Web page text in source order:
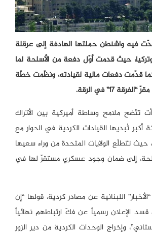
فيه واشنطن حملتها الهادفة إلى عرقلة
وتركيا، حيث قدمت أوّل دفعة من الأسلحة لما
كما قدّمت دفعات مالية لقيادته، ونظّمت خطّة
17” في الرقة.
تتّضح ملامح وساطة أميركية بين الأتراك
أكبر تُبديها القيادات الكردية في الحوار مع
تتطلّع الولايات المتحدة من وراء سعيها
إلى ضمان وجود عسكري مستقرّ لها في
اللبنانية عن مصادر كردية، قولها “إن
قسد الإعلان رسمياً عن فكّ ارتباطهم نهائياً
وإخراج الوحدات الكردية من دير الزور